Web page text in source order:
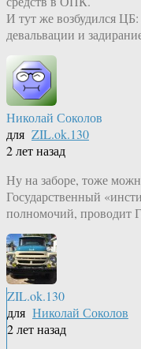
И тут же возбудился
девальвации и
Николай Соколов
для ZIL.ok.130
2 лет назад
Ну на заборе, тоже
Государственный
полномочий, проводит
ZIL.ok.130
для Николай Соколов
2 лет назад